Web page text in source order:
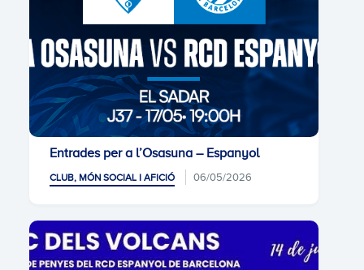
Entrades per a l’Osasuna – Espanyol
CLUB, MÓN SOCIAL I AFICIÓ 06/05/2026